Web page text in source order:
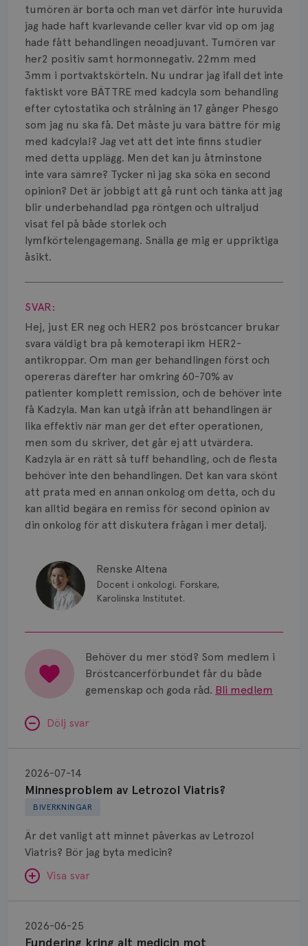
tumören är borta och man vet därför inte huruvida
jag hade haft kvarlevande celler kvar vid op om jag
hade fått behandlingen neoadjuvant. Tumören var
her2 positiv samt hormonnegativ. 22mm med
3mm i portvaktskörteln. Nu undrar jag ifall det inte
faktiskt vore BÄTTRE med kadcyla som behandling
efter cytostatika och strålning än 17 gånger Phesgo
som jag nu ska få. Det måste ju vara bättre för mig
med kadcyla!? Jag vet att det inte finns studier
med detta upplägg. Men det kan ju åtminstone
inte vara sämre? Tycker ni jag ska söka en second
opinion? Det är jobbigt att gå runt och tänka att jag
blir underbehandlad pga röntgen och ultraljud
visat fel på både storlek och
lymfkörtelengagemang. Snälla ge mig er uppriktiga
åsikt.
Visa svar
SVAR:
Hej, just ER neg och HER2 pos bröstcancer brukar
svara väldigt bra på kemoterapi ikm HER2-
antikroppar. Om man ger behandlingen först och
opereras därefter har omkring 60-70% av
patienter komplett remission, och de behöver inte
få Kadzyla. Man kan utgå ifrån att behandlingen är
lika effektiv när man ger det efter operationen,
men som du skriver, det går ej att utvärdera.
Kadzyla är en rätt så tuff behandling, och de flesta
behöver inte den behandlingen. Det kan vara skönt
att prata med en annan onkolog om detta, och du
kan alltid begära en remiss för second opinion av
din onkolog för att diskutera frågan i mer detalj.
Renske Altena
Docent i onkologi. Forskare,
Karolinska Institutet.
Behöver du mer stöd? Som medlem i
Bröstcancerförbundet får du både
gemenskap och goda råd. Bli medlem
Dölj svar
BIVERKNINGAR
Minnesproblem av Letrozol Viatris?
2026-07-14
Är det vanligt att minnet påverkas av Letrozol
Viatris? Bör jag byta medicin?
Visa svar
SVAR:
Letrozol
Viatris?
Fundering kring alt medicin mot
2026-06-25
kring
Smärta
Prognos
Risker
Spridd bröstcancer
Strålning
Vätska